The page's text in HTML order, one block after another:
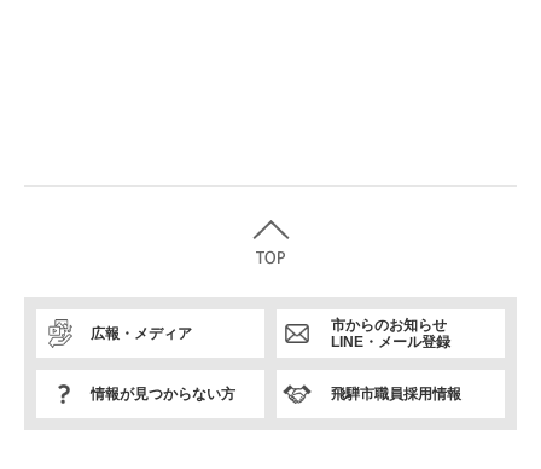
広報・メディア
市からのお知らせ
LINE・メール登録
情報が見つからない方 飛騨市職員採用情報